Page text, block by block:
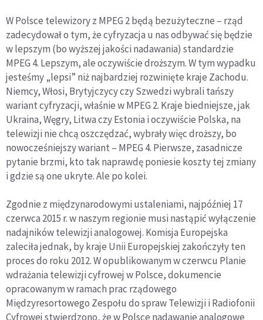
W Polsce telewizory z MPEG 2 będą bezużyteczne – rząd
zadecydował o tym, że cyfryzacja u nas odbywać się będzie
w lepszym (bo wyższej jakości nadawania) standardzie
MPEG 4. Lepszym, ale oczywiście droższym. W tym wypadku
jesteśmy „lepsi” niż najbardziej rozwinięte kraje Zachodu.
Niemcy, Włosi, Brytyjczycy czy Szwedzi wybrali tańszy
wariant cyfryzacji, właśnie w MPEG 2. Kraje biedniejsze, jak
Ukraina, Węgry, Litwa czy Estonia i oczywiście Polska, na
telewizji nie chcą oszczędzać, wybrały więc droższy, bo
nowocześniejszy wariant – MPEG 4. Pierwsze, zasadnicze
pytanie brzmi, kto tak naprawdę poniesie koszty tej zmiany
i gdzie są one ukryte. Ale po kolei.
Zgodnie z międzynarodowymi ustaleniami, najpóźniej 17
czerwca 2015 r. w naszym regionie musi nastąpić wyłączenie
nadajników telewizji analogowej. Komisja Europejska
zaleciła jednak, by kraje Unii Europejskiej zakończyły ten
proces do roku 2012. W opublikowanym w czerwcu Planie
wdrażania telewizji cyfrowej w Polsce, dokumencie
opracowanym w ramach prac rządowego
Międzyresortowego Zespołu do spraw Telewizji i Radiofonii
Cyfrowej stwierdzono, że w Polsce nadawanie analogowe